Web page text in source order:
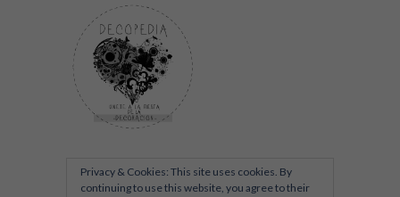
Privacy & Cookies: This site uses cookies. By
continuing to use this website, you agree to their